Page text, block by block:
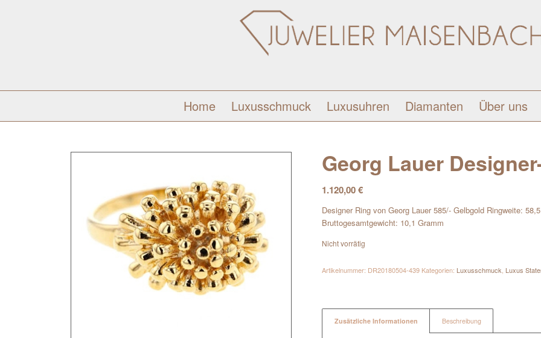
Home Luxusschmuck Luxusuhren Diamanten Über uns
Georg Lauer
1.120,00€
Designer Ring von Georg Lauer 585/- Gelbgold Ringweite:
Bruttogesamtgewicht: 10,1 Gramm
Nicht vorrätig
Artikelnummer: DR20180504-439 Kategorien: Luxusschmuck Luxus
Zusätzliche Informationen Beschreibung